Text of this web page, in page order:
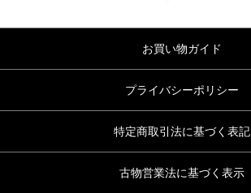
お買い物ガイド
プライバシーポリシー
特定商取引法に基づく表記
古物営業法に基づく表示